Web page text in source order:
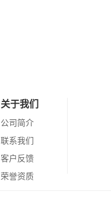
关于我们
公司简介
联系我们
客户反馈
荣誉资质